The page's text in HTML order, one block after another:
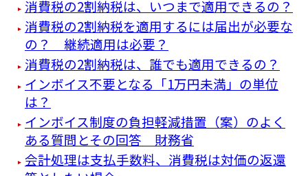
消費税の2割納税は、いつまで適用できるの？
消費税の2割納税を適用するには届出が必要な
の？ 継続適用は必要？
消費税の2割納税は、誰でも適用できるの？
インボイス不要となる「1万円未満」の単位
は？
インボイス制度の負担軽減措置（案）のよく
ある質問とその回答 財務省
会計処理は支払手数料、消費税は対価の返還